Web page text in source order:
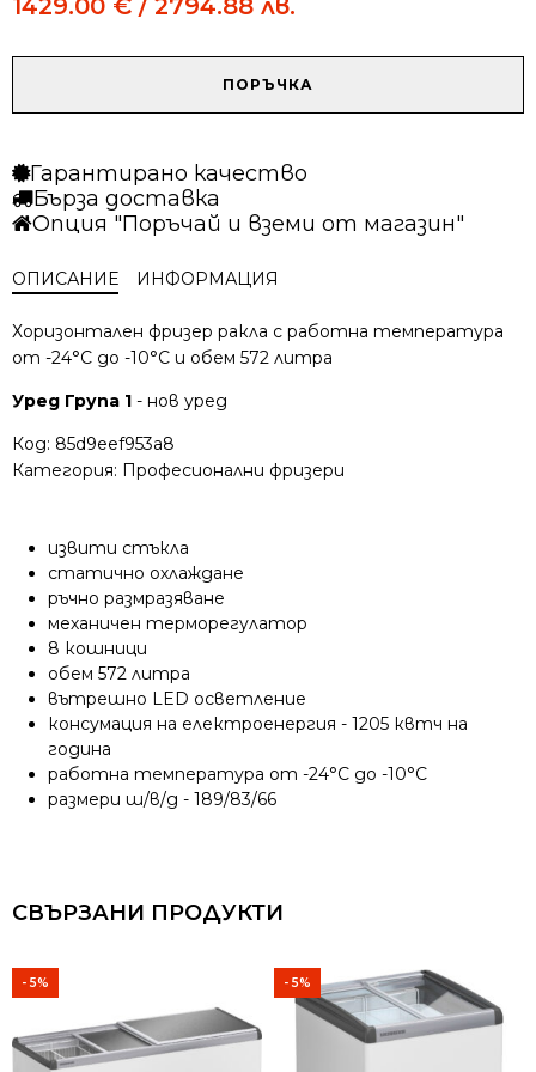
1499.00 €
1429.00 € / 2794.88 лв.
1429.00 €
ракла
Liebherr
EFI
ПОРЪЧКА
Гарантирано качество
Бърза доставка
Опция "Поръчай и вземи от магазин"
ОПИСАНИЕ ИНФОРМАЦИЯ
Хоризонтален фризер ракла с работна температура
от -24°C до -10°C и обем 572 литра
Уред Група 1 - нов уред
Код: 85d9eef953a8
Категория: Професионални фризери
извити стъкла
статично охлаждане
ръчно размразяване
механичен терморегулатор
8 кошници
обем 572 литра
вътрешно LED осветление
консумация на електроенергия - 1205 квтч на
година
работна температура от -24°C до -10°C
размери ш/в/д - 189/83/66
СВЪРЗАНИ ПРОДУКТИ
- 5% - 5%